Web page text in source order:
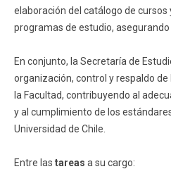
elaboración del catálogo de cursos
programas de estudio,
En conjunto, la Secretaría de
organización, control y respaldo
la Facultad, contribuyendo al
y al cumplimiento de los
Universidad de Chile.
Entre las tareas a su cargo: